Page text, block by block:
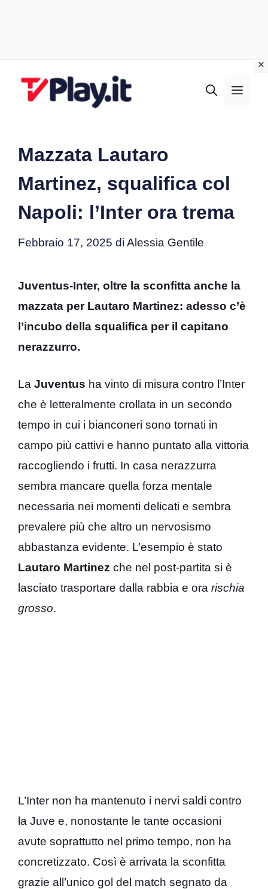
Mazzata Lautaro
Martinez, squalifica col
Napoli: l’Inter ora trema
Febbraio 17, 2025 di Alessia Gentile
Juventus-Inter, oltre la sconfitta anche la
mazzata per Lautaro Martinez: adesso c’è
l’incubo della squalifica per il capitano
nerazzurro.
La Juventus ha vinto di misura contro l’Inter
che è letteralmente crollata in un secondo
tempo in cui i bianconeri sono tornati in
campo più cattivi e hanno puntato alla vittoria
raccogliendo i frutti. In casa nerazzurra
sembra mancare quella forza mentale
necessaria nei momenti delicati e sembra
prevalere più che altro un nervosismo
abbastanza evidente. L’esempio è stato
Lautaro Martinez che nel post-partita si è
lasciato trasportare dalla rabbia e ora rischia
grosso.
L’Inter non ha mantenuto i nervi saldi contro
la Juve e, nonostante le tante occasioni
avute soprattutto nel primo tempo, non ha
concretizzato. Così è arrivata la sconfitta
grazie all’unico gol del match segnato da